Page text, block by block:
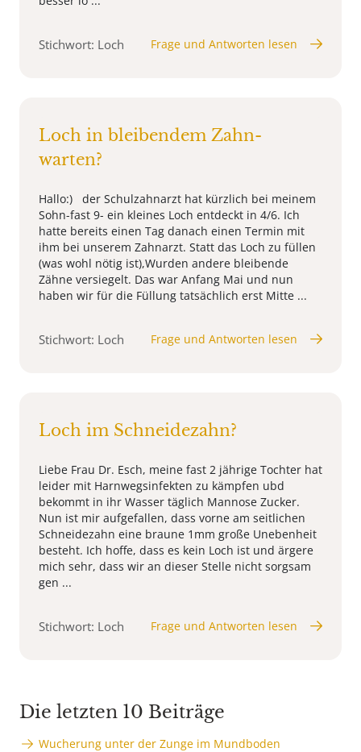
Stichwort: Loch Frage und Antworten lesen
Loch in bleibendem Zahn-
warten?
Hallo:) der Schulzahnarzt hat kürzlich bei meinem
Sohn-fast 9- ein kleines Loch entdeckt in 4/6. Ich
hatte bereits einen Tag danach einen Termin mit
ihm bei unserem Zahnarzt. Statt das Loch zu füllen
(was wohl nötig ist),Wurden andere bleibende
Zähne versiegelt. Das war Anfang Mai und nun
haben wir für die Füllung tatsächlich erst Mitte ...
Stichwort: Loch Frage und Antworten lesen
Loch im Schneidezahn?
Liebe Frau Dr. Esch, meine fast 2 jährige Tochter hat
leider mit Harnwegsinfekten zu kämpfen ubd
bekommt in ihr Wasser täglich Mannose Zucker.
Nun ist mir aufgefallen, dass vorne am seitlichen
Schneidezahn eine braune 1mm große Unebenheit
besteht. Ich hoffe, dass es kein Loch ist und ärgere
mich sehr, dass wir an dieser Stelle nicht sorgsam
gen ...
Stichwort: Loch Frage und Antworten lesen
Die letzten 10 Beiträge
Wucherung unter der Zunge im Mundboden